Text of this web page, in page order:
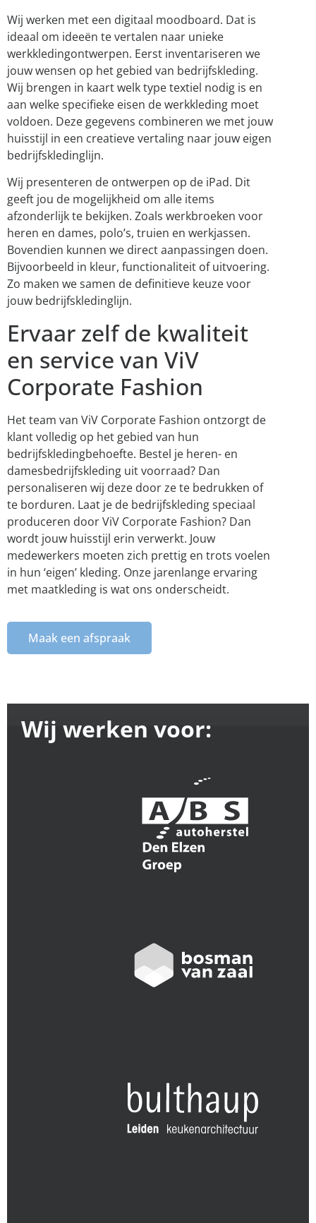
Wij werken met een digitaal moodboard. Dat is
ideaal om ideeën te vertalen naar unieke
werkkledingontwerpen. Eerst inventariseren we
jouw wensen op het gebied van bedrijfskleding.
Wij brengen in kaart welk type textiel nodig is en
aan welke specifieke eisen de werkkleding moet
voldoen. Deze gegevens combineren we met jouw
huisstijl in een creatieve vertaling naar jouw eigen
bedrijfskledinglijn.
Wij presenteren de ontwerpen op de iPad. Dit
geeft jou de mogelijkheid om alle items
afzonderlijk te bekijken. Zoals werkbroeken voor
heren en dames, polo’s, truien en werkjassen.
Bovendien kunnen we direct aanpassingen doen.
Bijvoorbeeld in kleur, functionaliteit of uitvoering.
Zo maken we samen de definitieve keuze voor
jouw bedrijfskledinglijn.
Ervaar zelf de kwaliteit
en service van ViV
Corporate Fashion
Het team van ViV Corporate Fashion ontzorgt de
klant volledig op het gebied van hun
bedrijfskledingbehoefte. Bestel je heren- en
damesbedrijfskleding uit voorraad? Dan
personaliseren wij deze door ze te bedrukken of
te borduren. Laat je de bedrijfskleding speciaal
produceren door ViV Corporate Fashion? Dan
wordt jouw huisstijl erin verwerkt. Jouw
medewerkers moeten zich prettig en trots voelen
in hun ‘eigen’ kleding. Onze jarenlange ervaring
met maatkleding is wat ons onderscheidt.
Maak een afspraak
Wij werken voor: